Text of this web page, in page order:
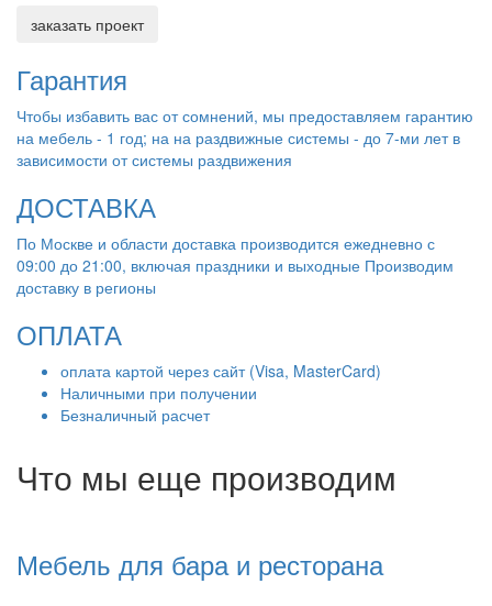
заказать проект
Гарантия
Чтобы избавить вас от сомнений, мы предоставляем гарантию
на мебель - 1 год; на на раздвижные системы - до 7-ми лет в
зависимости от системы раздвижения
ДОСТАВКА
По Москве и области доставка производится ежедневно с
09:00 до 21:00, включая праздники и выходные Производим
доставку в регионы
ОПЛАТА
оплата картой через сайт (Visa, MasterCard)
Наличными при получении
Безналичный расчет
Что мы еще производим
Мебель для бара и ресторана